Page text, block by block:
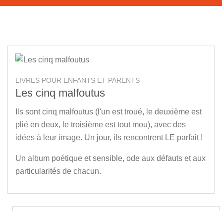
LIVRES POUR ENFANTS ET PARENTS
Les cinq malfoutus
Ils sont cinq malfoutus (l'un est troué, le deuxième est
plié en deux, le troisième est tout mou), avec des
idées à leur image. Un jour, ils rencontrent LE parfait !
Un album poétique et sensible, ode aux défauts et aux
particularités de chacun.